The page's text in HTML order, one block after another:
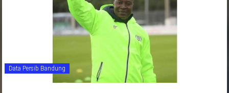
Data Persib Bandung